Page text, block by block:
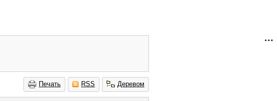
Печать RSS Деревом